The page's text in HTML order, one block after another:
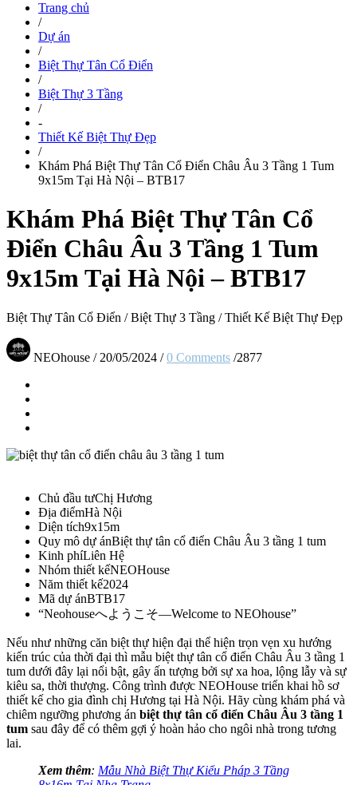
Trang chủ
/
Dự án
/
Biệt Thự Tân Cổ Điển
/
Biệt Thự 3 Tầng
/
-
Thiết Kế Biệt Thự Đẹp
/
Khám Phá Biệt Thự Tân Cổ Điển Châu Âu 3 Tầng 1 Tum
9x15m Tại Hà Nội – BTB17
Khám Phá Biệt Thự Tân Cổ
Điển Châu Âu 3 Tầng 1 Tum
9x15m Tại Hà Nội – BTB17
Biệt Thự Tân Cổ Điển /Biệt Thự 3 Tầng /Thiết Kế Biệt Thự Đẹp
NEOhouse / 20/05/2024 / 0 Comments /2877
Chủ đầu tưChị Hương
Địa điểmHà Nội
Diện tích9x15m
Quy mô dự ánBiệt thự tân cổ điển Châu Âu 3 tầng 1 tum
Kinh phíLiên Hệ
Nhóm thiết kếNEOHouse
Năm thiết kế2024
Mã dự ánBTB17
“Neohouseへようこそ—Welcome to NEOhouse”
Nếu như những căn biệt thự hiện đại thể hiện trọn vẹn xu hướng
kiến trúc của thời đại thì mẫu biệt thự tân cổ điển Châu Âu 3 tầng 1
tum dưới đây lại nổi bật, gây ấn tượng bởi sự xa hoa, lộng lẫy và sự
kiêu sa, thời thượng. Công trình được NEOHouse triển khai hồ sơ
thiết kế cho gia đình chị Hương tại Hà Nội. Hãy cùng khám phá và
chiêm ngưỡng phương án biệt thự tân cổ điển Châu Âu 3 tầng 1
tum sau đây để có thêm gợi ý hoàn hảo cho ngôi nhà trong tương
lai.
Xem thêm: Mẫu Nhà Biệt Thự Kiểu Pháp 3 Tầng